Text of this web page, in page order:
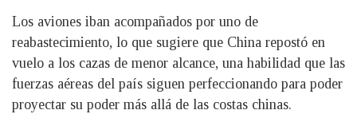
Los aviones iban acompañados por uno de
reabastecimiento, lo que sugiere que China repostó en
vuelo a los cazas de menor alcance, una habilidad que las
fuerzas aéreas del país siguen perfeccionando para poder
proyectar su poder más allá de las costas chinas.